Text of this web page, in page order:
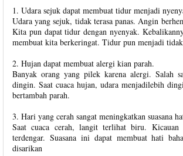
1. Udara sejuk dapat membuat tidur menjadi
Udara yang sejuk, tidak terasa panas. Angin
Kita pun dapat tidur dengan nyenyak.
membuat kita berkeringat. Tidur pun menjadi
2. Hujan dapat membuat alergi kian parah.
Banyak orang yang pilek karena alergi. Salah
dingin. Saat cuaca hujan, udara menjadilebih
bertambah parah.
3. Hari yang cerah sangat meningkatkan suasana
Saat cuaca cerah, langit terlihat biru. Kicauan
terdengar. Suasana ini dapat membuat hati
disarikan